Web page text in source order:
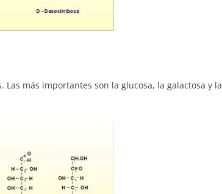
Las más importantes son la glucosa, la galactosa y la